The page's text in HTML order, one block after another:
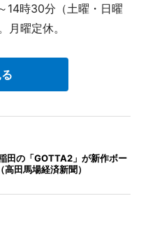
14時30分（土曜・日曜
月曜定休。
田の「GOTTA2」が新作ボー
田馬場経済新聞）